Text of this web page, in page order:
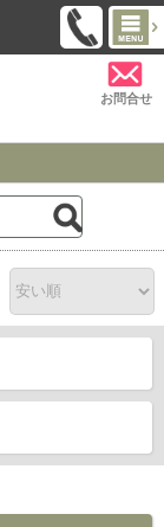
お問合せ